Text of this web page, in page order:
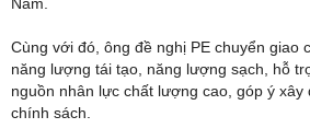
Cùng với đó, ông đề nghị PE chuyển giao
năng lượng tái tạo, năng lượng sạch, hỗ
nguồn nhân lực chất lượng cao, góp ý xây
chính sách.